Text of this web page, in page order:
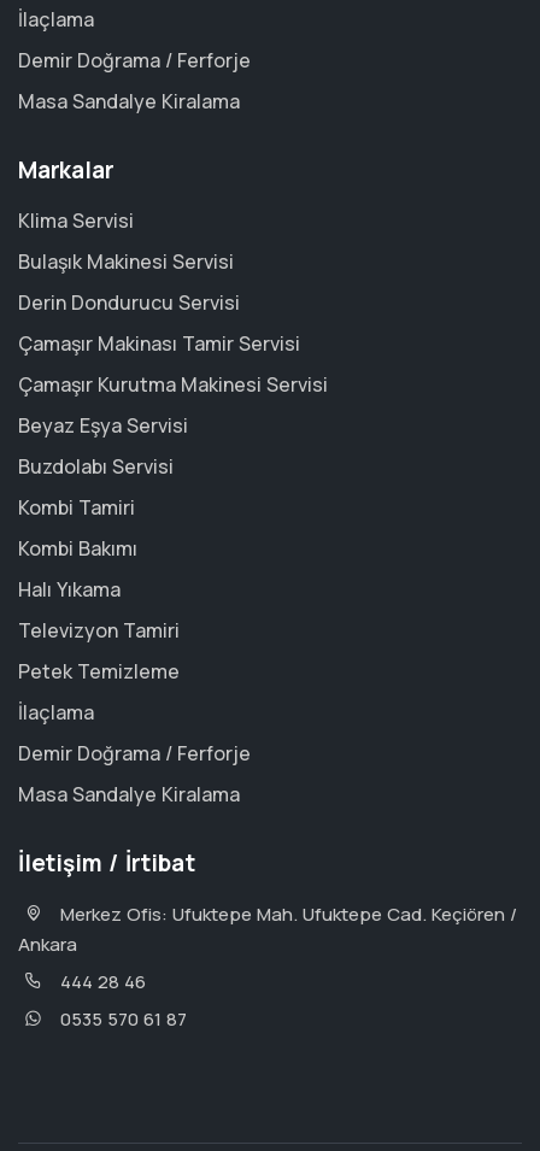
İlaçlama
Demir Doğrama / Ferforje
Masa Sandalye Kiralama
Markalar
Klima Servisi
Bulaşık Makinesi Servisi
Derin Dondurucu Servisi
Çamaşır Makinası Tamir Servisi
Çamaşır Kurutma Makinesi Servisi
Beyaz Eşya Servisi
Buzdolabı Servisi
Kombi Tamiri
Kombi Bakımı
Halı Yıkama
Televizyon Tamiri
Petek Temizleme
İlaçlama
Demir Doğrama / Ferforje
Masa Sandalye Kiralama
İletişim / İrtibat
Merkez Ofis: Ufuktepe Mah. Ufuktepe Cad. Keçiören /
Ankara
444 28 46
0535 570 61 87